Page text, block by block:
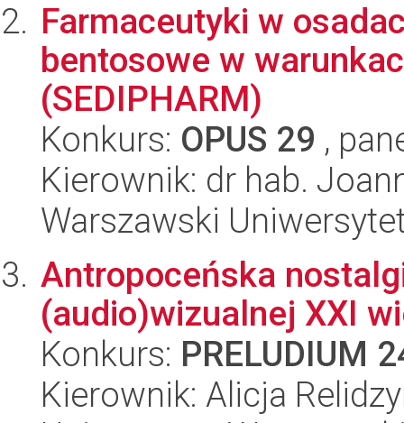
Farmaceutyki w
bentosowe w
(SEDIPHARM)
Konkurs: OPUS 29 ,
Kierownik: dr hab.
Warszawski
Antropoceńska
(audio)wizualnej XXI
Konkurs: PRELUDIUM
Kierownik: Alicja